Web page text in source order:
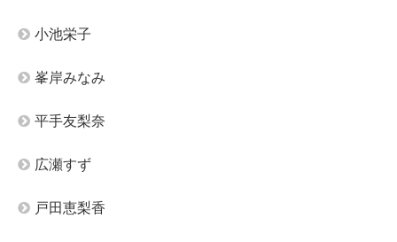
小池栄子
峯岸みなみ
平手友梨奈
広瀬すず
戸田恵梨香